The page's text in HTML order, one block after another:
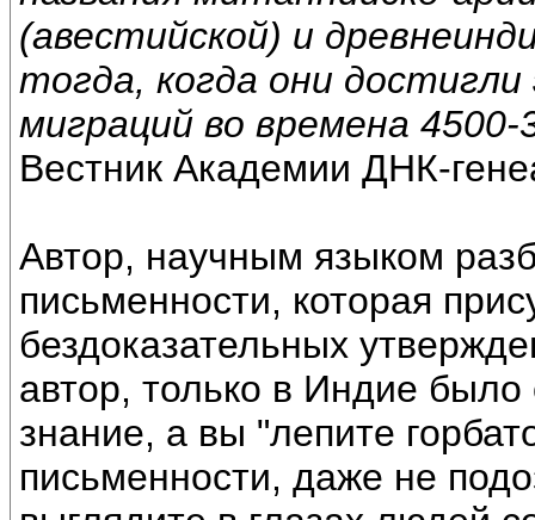
(авестийской) и
тогда, когда они достигли
миграций во времена
Вестник Академии ДНК-
Автор, научным языком
письменности, которая
бездоказательных
автор, только в Индие
знание, а вы "лепите
письменности, даже не